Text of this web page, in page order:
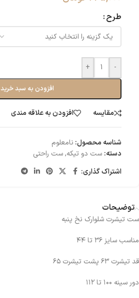
طرح
-
+
افزودن به سبد خرید
مقایسه افزودن به علاقه مندی
شناسه محصول: نامعلوم
دسته: ست دو تیکه,ست راحتی
اشتراک گذاری:
توضیحات
ست تیشرت شلوارک نخ پنبه
مناسب سایز ۳۶ تا ۴۴
قد تیشرت ۶۳ پشت تیشرت ۶۵
دور سینه ۱۰۰ تا ۱۱۲